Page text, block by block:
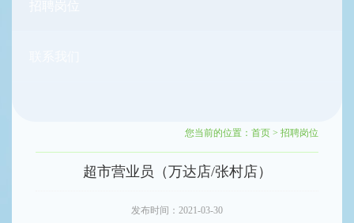
您当前的位置： 首页 > 招聘岗位
超市营业员（万达店/张村店）
发布时间：2021-03-30